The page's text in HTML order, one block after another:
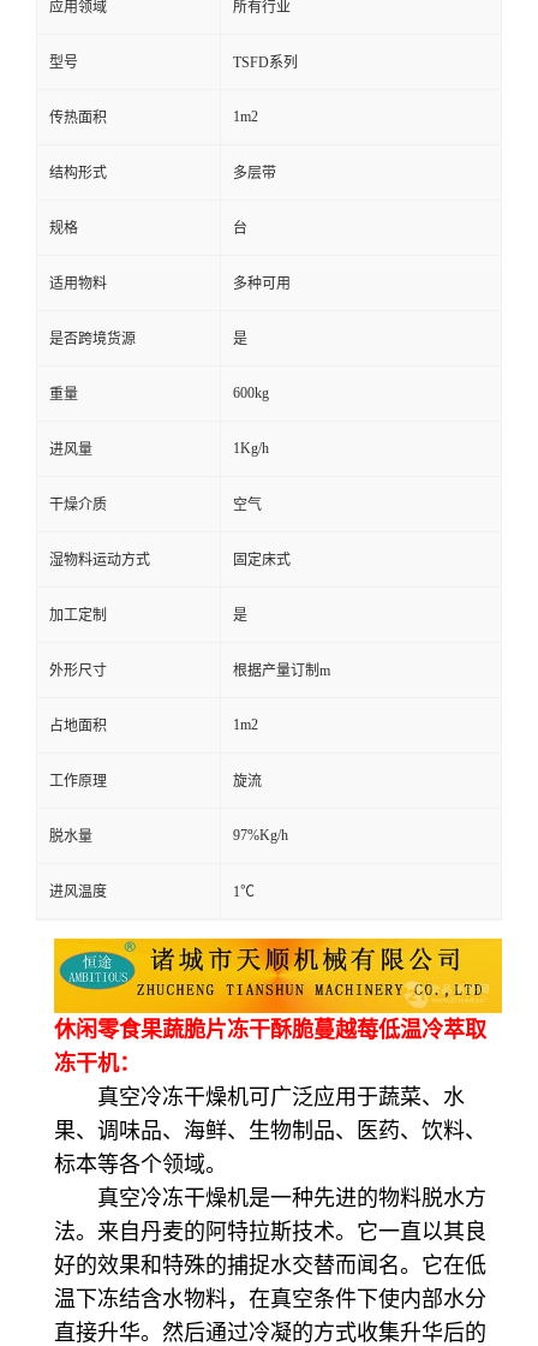
应用领域 所有行业
型号 TSFD系列
传热面积 1m2
结构形式 多层带
规格 台
适用物料 多种可用
是否跨境货源 是
重量 600kg
进风量 1Kg/h
干燥介质 空气
湿物料运动方式 固定床式
加工定制 是
外形尺寸 根据产量订制m
占地面积 1m2
工作原理 旋流
脱水量 97%Kg/h
进风温度 1℃
休闲零食果蔬脆片冻干酥脆蔓越莓低温冷萃取
冻干机：
真空冷冻干燥机可广泛应用于蔬菜、水
果、调味品、海鲜、生物制品、医药、饮料、
标本等各个领域。
真空冷冻干燥机是一种先进的物料脱水方
法。来自丹麦的阿特拉斯技术。它一直以其良
好的效果和特殊的捕捉水交替而闻名。它在低
温下冻结含水物料，在真空条件下使内部水分
直接升华。然后通过冷凝的方式收集升华后的